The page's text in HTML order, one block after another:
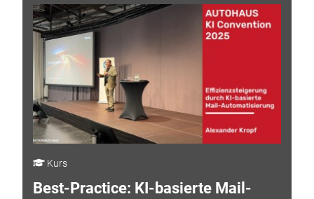
Kurs
Best-Practice: KI-basierte Mail-